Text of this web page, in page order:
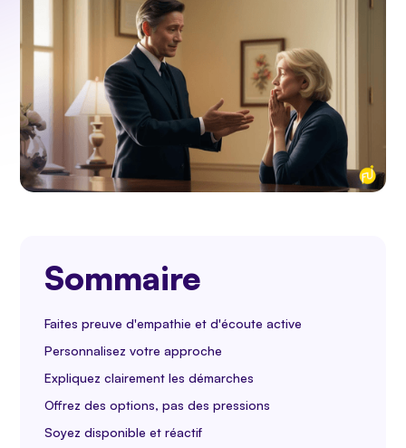
Sommaire
Faites preuve d'empathie et d'écoute active
Personnalisez votre approche
Expliquez clairement les démarches
Offrez des options, pas des pressions
Soyez disponible et réactif